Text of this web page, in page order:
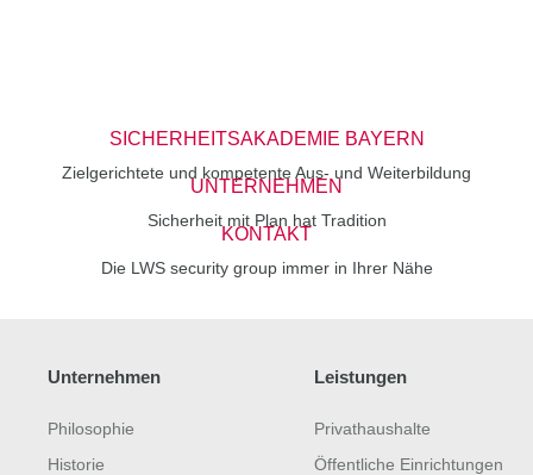
SICHERHEITSAKADEMIE BAYERN
Zielgerichtete und kompetente Aus- und Weiterbildung
UNTERNEHMEN
Sicherheit mit Plan hat Tradition
KONTAKT
Die LWS security group immer in Ihrer Nähe
Unternehmen
Philosophie
Historie
Leistungen
Privathaushalte
Öffentliche Einrichtungen